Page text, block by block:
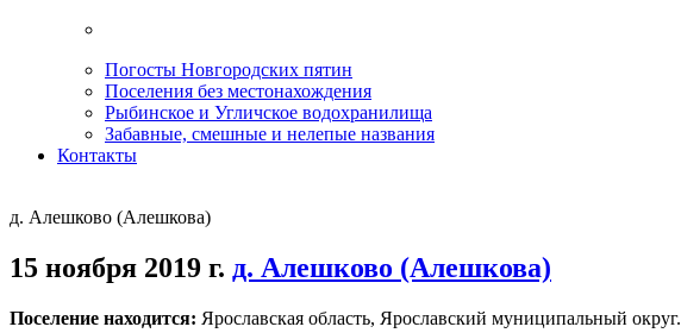
Погосты Новгородских пятин
Поселения без местонахождения
Рыбинское и Угличское водохранилища
Забавные, смешные и нелепые названия
Контакты
д. Алешково (Алешкова)
15 ноября 2019 г. д. Алешково (Алешкова)
Поселение находится: Ярославская область, Ярославский муниципальный округ.